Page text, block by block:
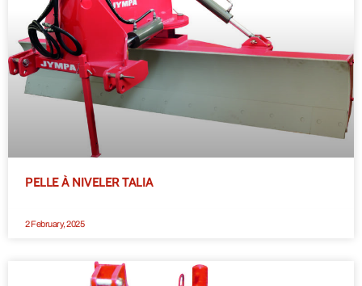
PELLE À NIVELER TALIA
2 February, 2025